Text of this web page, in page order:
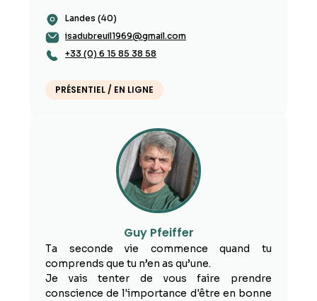
Landes (40)
isadubreuil1969@gmail.com
+33 (0) 6 15 85 38 58
PRÉSENTIEL / EN LIGNE
Guy Pfeiffer
Ta seconde vie commence quand tu
comprends que tu n’en as qu’une.
Je vais tenter de vous faire prendre
conscience de l'importance d'être en bonne